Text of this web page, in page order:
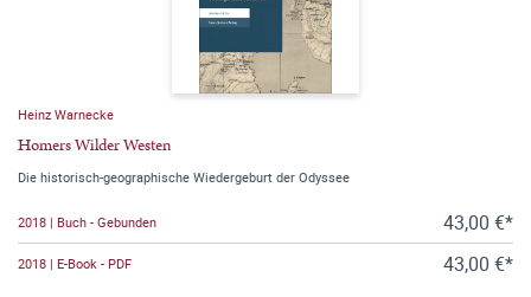
Heinz Warnecke
Homers Wilder Westen
Die historisch-geographische Wiedergeburt der Odyssee
2018 | Buch - Gebunden 43,00 €*
2018 | E-Book - PDF 43,00 €*